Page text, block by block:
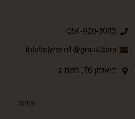
054-900-4043
infobetween1@gmail.com
ביאליק 76, רמת גן
אודות